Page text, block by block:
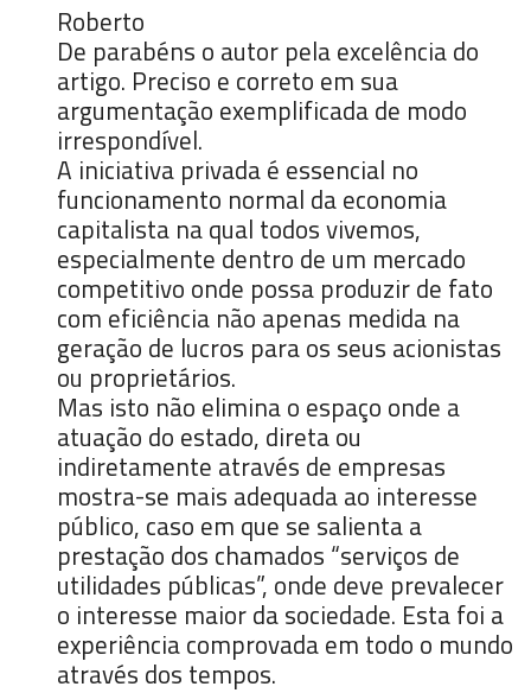
Roberto
De parabéns o autor pela excelência do
artigo. Preciso e correto em sua
argumentação exemplificada de modo
irrespondível.
A iniciativa privada é essencial no
funcionamento normal da economia
capitalista na qual todos vivemos,
especialmente dentro de um mercado
competitivo onde possa produzir de fato
com eficiência não apenas medida na
geração de lucros para os seus acionistas
ou proprietários.
Mas isto não elimina o espaço onde a
atuação do estado, direta ou
indiretamente através de empresas
mostra-se mais adequada ao interesse
público, caso em que se salienta a
prestação dos chamados “serviços de
utilidades públicas”, onde deve prevalecer
o interesse maior da sociedade. Esta foi a
experiência comprovada em todo o mundo
através dos tempos.